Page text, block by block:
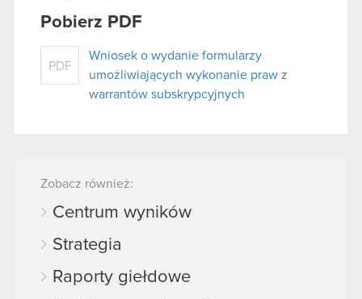
Pobierz PDF
PDF
Wniosek o wydanie formularzy
umożliwiających wykonanie praw z
warrantów subskrypcyjnych
Zobacz również:
Centrum wyników
Strategia
Raporty giełdowe